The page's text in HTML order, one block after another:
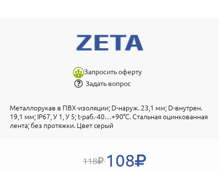
Запросить оферту
Задать вопрос
Металлорукав в ПВХ-изоляции; D-наруж. 23,1 мм; D-внутрен.
19,1 мм; IP67, У 1, У 5; t-раб.-40…+90°С. Стальная оцинкованная
лента; без протяжки. Цвет серый
118 108